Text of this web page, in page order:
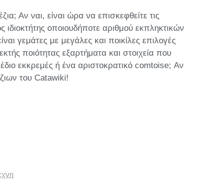
Αν ναι, είναι ώρα να επισκεφθείτε τις
οποιουδήποτε αριθμού εκπληκτικών
γεμάτες με μεγάλες και ποικίλες επιλογές
ποιότητας εξαρτήματα και στοιχεία που
εκκρεμές ή ένα αριστοκρατικό comtoise; Αν
του Catawiki!